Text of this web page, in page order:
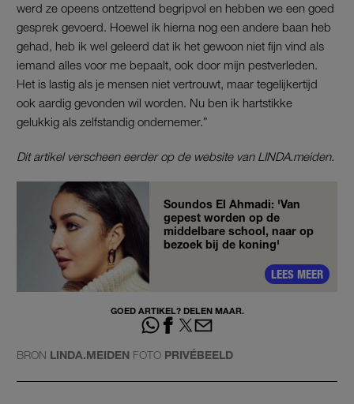
werd ze opeens ontzettend begripvol en hebben we een goed
gesprek gevoerd. Hoewel ik hierna nog een andere baan heb
gehad, heb ik wel geleerd dat ik het gewoon niet fijn vind als
iemand alles voor me bepaalt, ook door mijn pestverleden.
Het is lastig als je mensen niet vertrouwt, maar tegelijkertijd
ook aardig gevonden wil worden. Nu ben ik hartstikke
gelukkig als zelfstandig ondernemer.”
Dit artikel verscheen eerder op de website van LINDA.meiden.
Soundos El Ahmadi: 'Van
gepest worden op de
middelbare school, naar op
bezoek bij de koning'
LEES MEER
GOED ARTIKEL? DELEN MAAR.
BRON LINDA.MEIDEN FOTO PRIVÉBEELD